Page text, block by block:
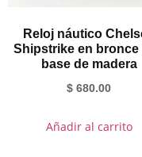
Reloj náutico
Shipstrike en bronce
base de madera
$ 680.00
Añadir al carrito